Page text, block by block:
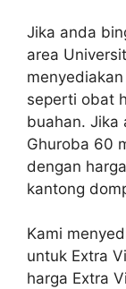
Jika anda
area
seperti obat
buahan. Jika
Ghuroba 60
dengan
kantong
Kami
untuk Extra
harga Extra